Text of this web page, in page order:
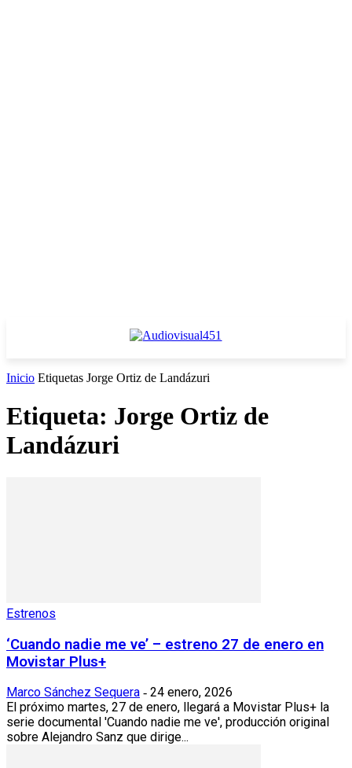
Inicio Etiquetas Jorge Ortiz de Landázuri
Etiqueta: Jorge Ortiz de
Landázuri
Estrenos
‘Cuando nadie me ve’ – estreno 27 de enero en
Movistar Plus+
Marco Sánchez Sequera - 24 enero, 2026
El próximo martes, 27 de enero, llegará a Movistar Plus+ la
serie documental 'Cuando nadie me ve', producción original
sobre Alejandro Sanz que dirige...